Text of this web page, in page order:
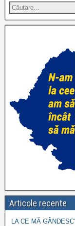
Articole recente
LA CE MĂ